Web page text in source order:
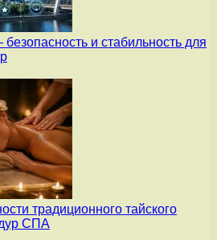
и стабильность для
традиционного тайского
СПА